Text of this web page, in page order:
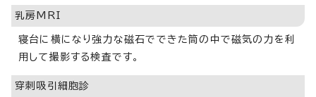
乳房MRI
寝台に横になり強力な磁石でできた筒の中で磁気の力を利
用して撮影する検査です。
穿刺吸引細胞診